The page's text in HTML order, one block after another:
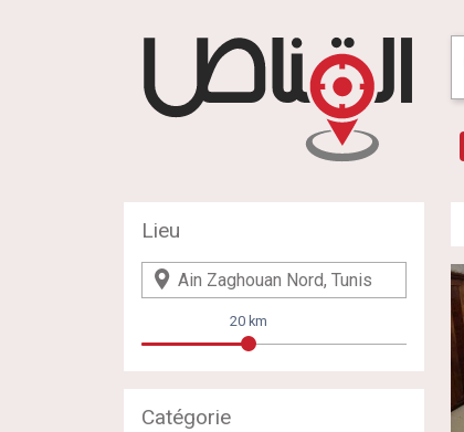
Lieu
20 km
Catégorie